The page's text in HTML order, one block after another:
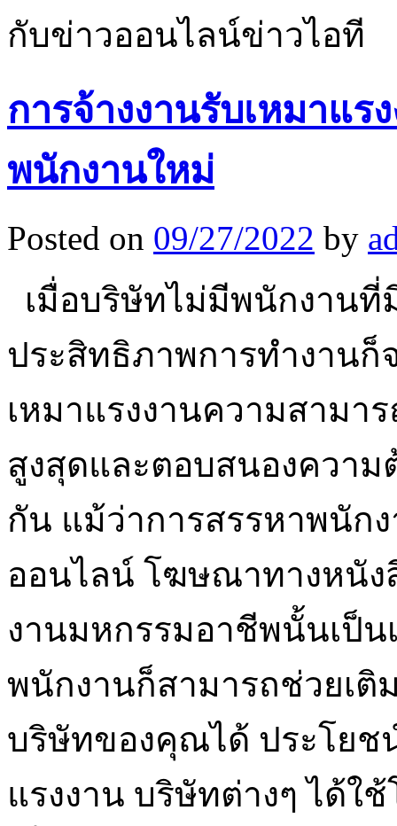
กับข่าวออนไลน์ข่าวไอที
การจ้างงานรับเหมาแ
พนักงานใหม่
Posted on 09/27/2022 by
เมื่อบริษัทไม่มีพนักงาน
ประสิทธิภาพการทำงานก็
เหมาแรงงานความสามา
สูงสุดและตอบสนองความ
กัน แม้ว่าการสรรหาพนัก
ออนไลน์ โฆษณาทางหนัง
งานมหกรรมอาชีพนั้นเป็น
พนักงานก็สามารถช่วยเติ
บริษัทของคุณได้ ประโยช
แรงงาน บริษัทต่างๆ ได้ใ